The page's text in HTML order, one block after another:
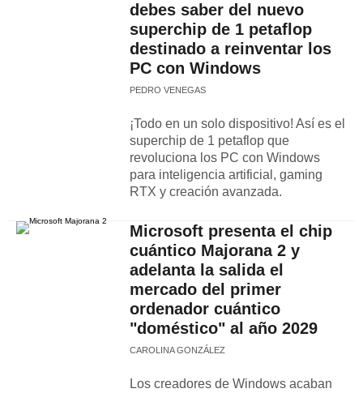
debes saber del nuevo
superchip de 1 petaflop
destinado a reinventar los
PC con Windows
PEDRO VENEGAS
¡Todo en un solo dispositivo! Así es el
superchip de 1 petaflop que
revoluciona los PC con Windows
para inteligencia artificial, gaming
RTX y creación avanzada.
Microsoft presenta el chip
cuántico Majorana 2 y
adelanta la salida el
mercado del primer
ordenador cuántico
"doméstico" al año 2029
CAROLINA GONZÁLEZ
Los creadores de Windows acaban